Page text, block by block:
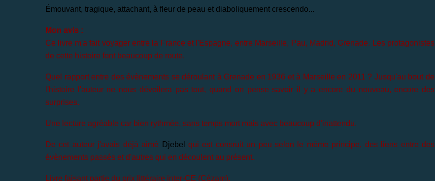
Émouvant, tragique, attachant, à fleur de peau et diaboliquement crescendo...
Mon avis :
Ce livre m'a fait voyager entre la France et l'Espagne, entre Marseille, Pau, Madrid, Grenade. Les protagonistes
de cette histoire font beaucoup de route.
Quel rapport entre des évènements se déroulant à Grenade en 1936 et à Marseille en 2011 ? Jusqu'au bout de
l'histoire l'auteur ne nous dévoilera pas tout, quand on pense savoir il y a encore du nouveau, encore des
surprises.
Une lecture agréable car bien rythmée, sans temps mort mais avec beaucoup d'inattendu.
De cet auteur j'avais déjà aimé Djebel
qui est consruit un peu selon le même principe, des liens entre des
évènements passés et d'autres qui en découlent au présent.
Livre faisant partie du prix littéraire inter-CE (Cézam).